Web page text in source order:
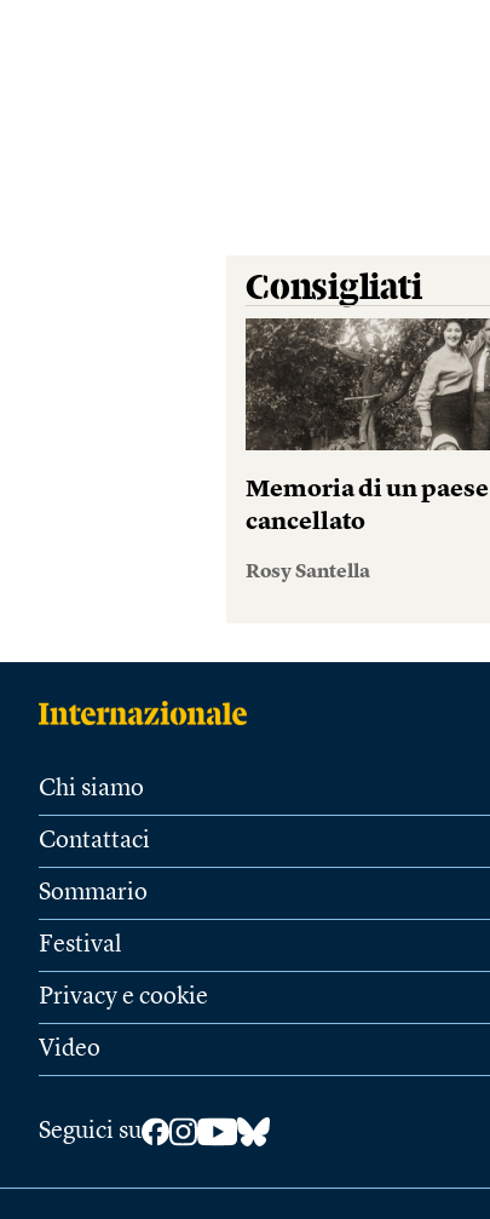
Consigliati
Memoria di un paese
cancellato
Rosy Santella
Chi siamo
Contattaci
Sommario
Festival
Privacy e cookie
Video
Seguici su